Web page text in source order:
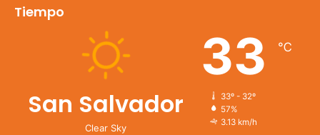
Tiempo
San Salvador
Clear Sky
33 ℃
33º - 32º
57%
3.13 km/h